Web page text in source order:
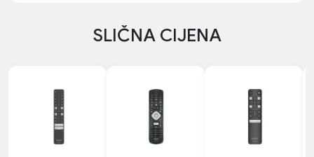
SLIČNA CIJENA